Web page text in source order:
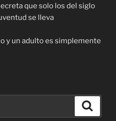
que solo los del siglo
se lleva
y un adulto es simplemente